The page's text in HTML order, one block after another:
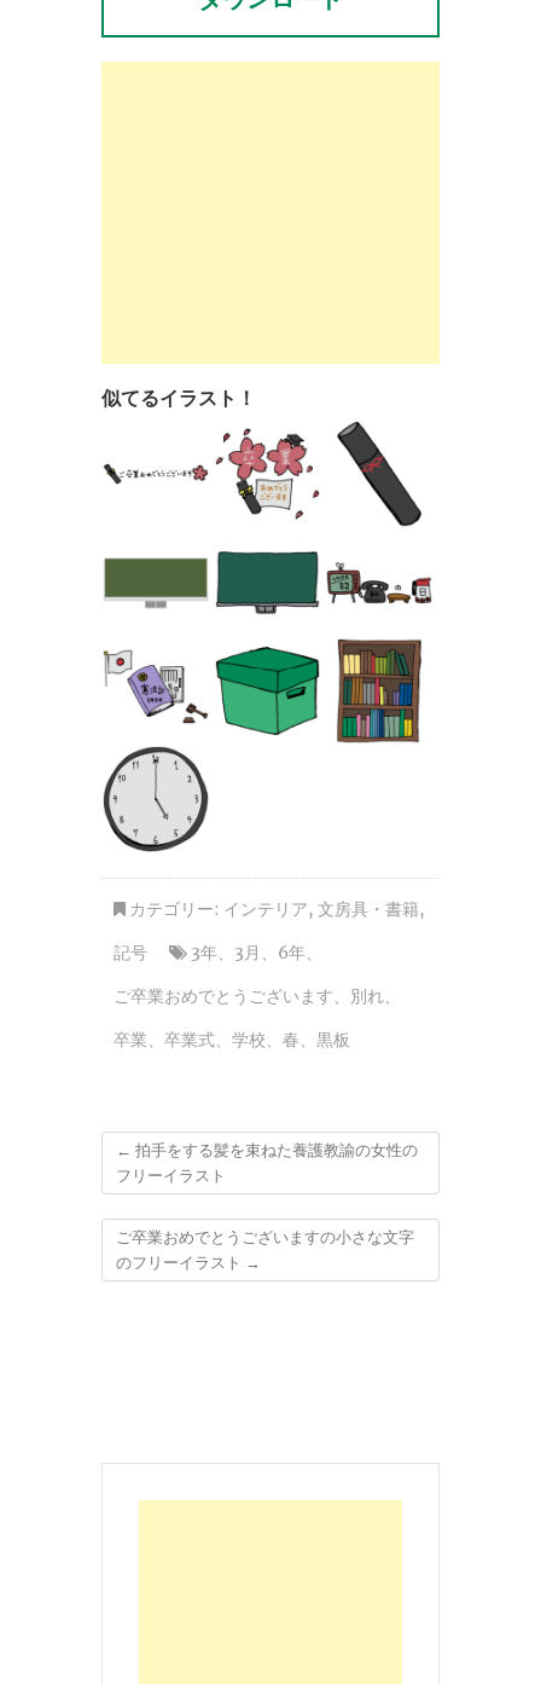
似てるイラスト！
カテゴリー: インテリア, 文房具・書籍,
記号
3年、 3月 、 6年、
ご卒業おめでとうございます、 別れ、
卒業、 卒業式、 学校、 春、 黒板
← 拍手をする髪を束ねた養護教諭の女性の
フリーイラスト
ご卒業おめでとうございますの小さな文字
のフリーイラスト →